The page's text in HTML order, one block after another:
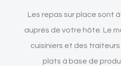
Les repas sur place sont
auprès de votre hôte. Le
cuisiniers et des
plats à base de